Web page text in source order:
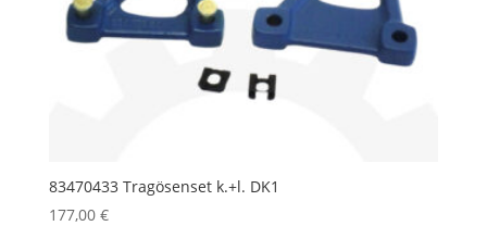
83470433 Tragösenset k.+l. DK1
177,00 €